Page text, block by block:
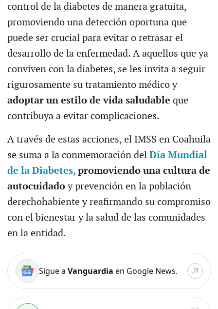
control de la diabetes de manera gratuita,
promoviendo una detección oportuna que
puede ser crucial para evitar o retrasar el
desarrollo de la enfermedad. A aquellos que ya
conviven con la diabetes, se les invita a seguir
rigurosamente su tratamiento médico y
adoptar un estilo de vida saludable que
contribuya a evitar complicaciones.
A través de estas acciones, el IMSS en Coahuila
se suma a la conmemoración del Día Mundial
de la Diabetes, promoviendo una cultura de
autocuidadoy prevención en la población
derechohabiente y reafirmando su compromiso
con el bienestar y la salud de las comunidades
en la entidad.
Sigue a Vanguardia en Google News.